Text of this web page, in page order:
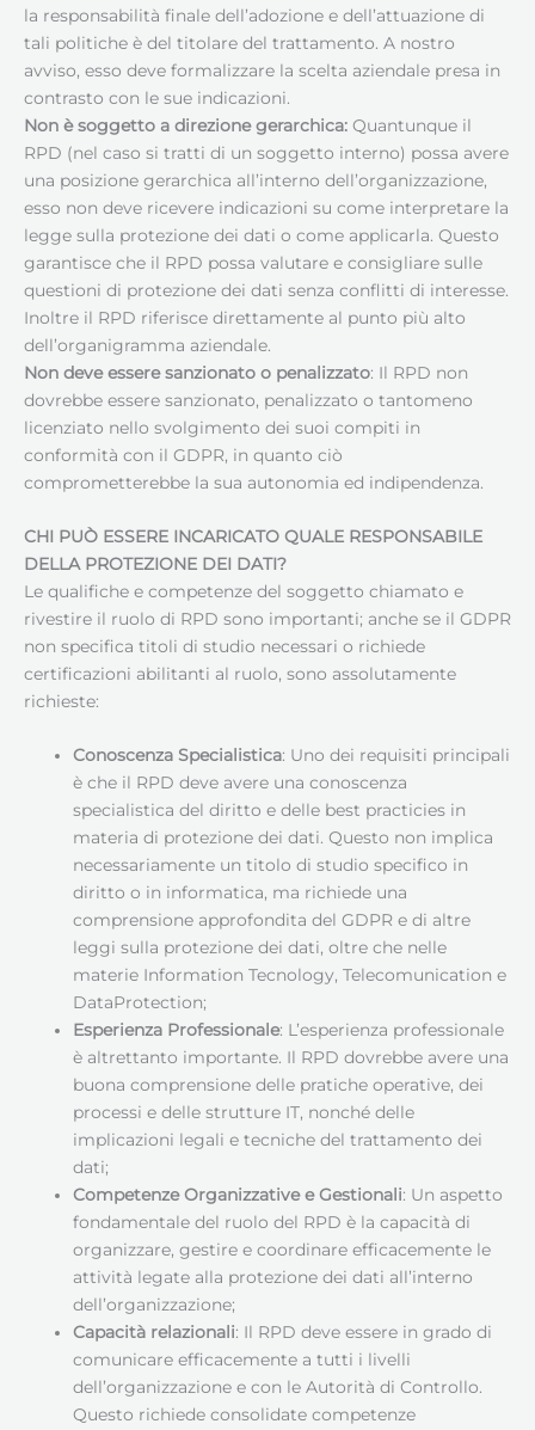
la responsabilità finale dell’adozione e dell’attuazione di
tali politiche è del titolare del trattamento. A nostro
avviso, esso deve formalizzare la scelta aziendale presa in
contrasto con le sue indicazioni.
Non è soggetto a direzione gerarchica: Quantunque il
RPD (nel caso si tratti di un soggetto interno) possa avere
una posizione gerarchica all’interno dell’organizzazione,
esso non deve ricevere indicazioni su come interpretare la
legge sulla protezione dei dati o come applicarla. Questo
garantisce che il RPD possa valutare e consigliare sulle
questioni di protezione dei dati senza conflitti di interesse.
Inoltre il RPD riferisce direttamente al punto più alto
dell’organigramma aziendale.
Non deve essere sanzionato o penalizzato: Il RPD non
dovrebbe essere sanzionato, penalizzato o tantomeno
licenziato nello svolgimento dei suoi compiti in
conformità con il GDPR, in quanto ciò
comprometterebbe la sua autonomia ed indipendenza.
CHI PUÒ ESSERE INCARICATO QUALE RESPONSABILE
DELLA PROTEZIONE DEI DATI?
Le qualifiche e competenze del soggetto chiamato e
rivestire il ruolo di RPD sono importanti; anche se il GDPR
non specifica titoli di studio necessari o richiede
certificazioni abilitanti al ruolo, sono assolutamente
richieste:
Conoscenza Specialistica: Uno dei requisiti principali
è che il RPD deve avere una conoscenza
specialistica del diritto e delle best practicies in
materia di protezione dei dati. Questo non implica
necessariamente un titolo di studio specifico in
diritto o in informatica, ma richiede una
comprensione approfondita del GDPR e di altre
leggi sulla protezione dei dati, oltre che nelle
materie Information Tecnology, Telecomunication e
DataProtection;
Esperienza Professionale: L’esperienza professionale
è altrettanto importante. Il RPD dovrebbe avere una
buona comprensione delle pratiche operative, dei
processi e delle strutture IT, nonché delle
implicazioni legali e tecniche del trattamento dei
dati;
Competenze Organizzative e Gestionali: Un aspetto
fondamentale del ruolo del RPD è la capacità di
organizzare, gestire e coordinare efficacemente le
attività legate alla protezione dei dati all’interno
dell’organizzazione;
Capacità relazionali: Il RPD deve essere in grado di
comunicare efficacemente a tutti i livelli
dell’organizzazione e con le Autorità di Controllo.
Questo richiede consolidate competenze